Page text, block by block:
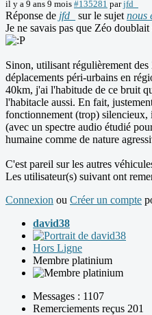
il y a 9 ans 9 mois #135281 parjfd_
Réponse de jfd_ sur le sujet nous
Je ne savais pas que Zéo
Sinon, utilisant régulièrement
déplacements péri-urbains en
40km, j'ai l'habitude de ce bruit
l'habitacle aussi. En fait,
fonctionnement (trop)
(avec un spectre audio étudié
humaine comme de nature
C'est pareil sur les autres
Les utilisateur(s) suivant ont
Connexion ou Créer un compte
david38
Hors Ligne
Membre platinium
Messages : 1107
Remerciements reçus 201